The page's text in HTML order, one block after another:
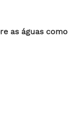
as águas como